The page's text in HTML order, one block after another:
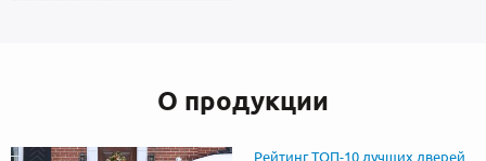
О продукции
Рейтинг ТОП-10 лучших дверей